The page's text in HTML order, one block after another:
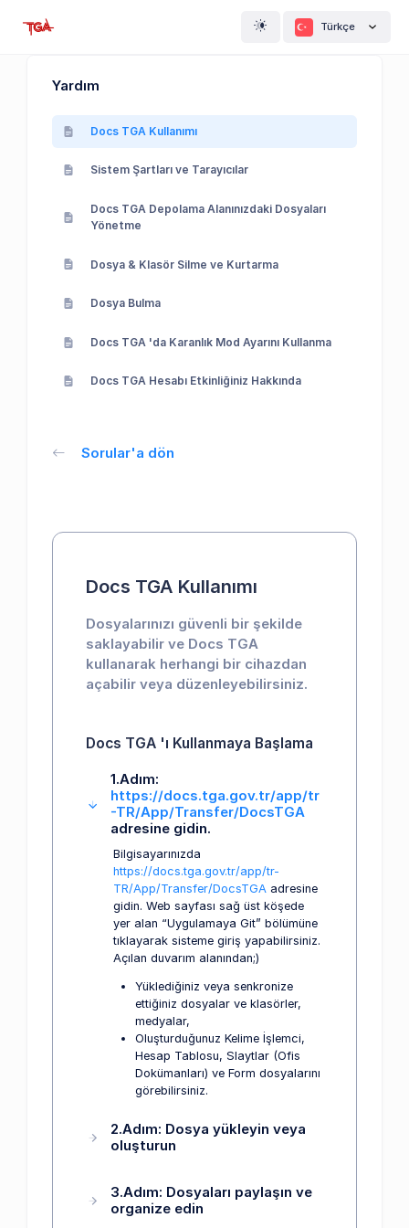
Türkçe
Yardım
Docs TGA Kullanımı
Sistem Şartları ve Tarayıcılar
Docs TGA Depolama Alanınızdaki Dosyaları
Yönetme
Dosya & Klasör Silme ve Kurtarma
Dosya Bulma
Docs TGA 'da Karanlık Mod Ayarını Kullanma
Docs TGA Hesabı Etkinliğiniz Hakkında
Sorular'a dön
Docs TGA Kullanımı
Dosyalarınızı güvenli bir şekilde
saklayabilir ve Docs TGA
kullanarak herhangi bir cihazdan
açabilir veya düzenleyebilirsiniz.
Docs TGA 'ı Kullanmaya Başlama
1.Adım:
https://docs.tga.gov.tr/app/tr
-TR/App/Transfer/DocsTGA
adresine gidin.
Bilgisayarınızda
https://docs.tga.gov.tr/app/tr-
TR/App/Transfer/DocsTGA adresine
gidin. Web sayfası sağ üst köşede
yer alan “Uygulamaya Git” bölümüne
tıklayarak sisteme giriş yapabilirsiniz.
Açılan duvarım alanından;)
Yüklediğiniz veya senkronize
ettiğiniz dosyalar ve klasörler,
medyalar,
Oluşturduğunuz Kelime İşlemci,
Hesap Tablosu, Slaytlar (Ofis
Dokümanları) ve Form dosyalarını
görebilirsiniz.
2.Adım: Dosya yükleyin veya
oluşturun
3.Adım: Dosyaları paylaşın ve
organize edin